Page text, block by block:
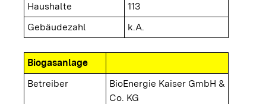
Haushalte
113
Gebäudezahl
k.A.
Biogasanlage
Betreiber
BioEnergie Kaiser GmbH &
Co. KG